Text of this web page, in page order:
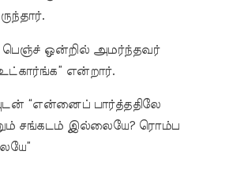
பெஞ்ச் ஒன்றில் அமர்ந்தவர்
என்றார்.
“என்னைப் பார்த்ததிலே
சங்கடம் இல்லையே? ரொம்ப